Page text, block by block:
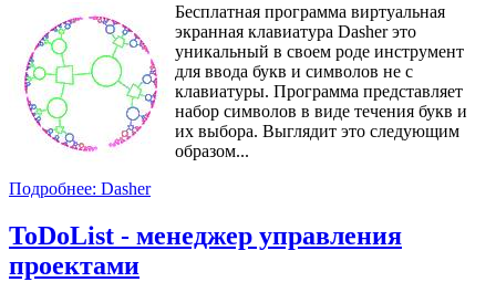
Бесплатная программа виртуальная
экранная клавиатура Dasher это
уникальный в своем роде инструмент
для ввода букв и символов не с
клавиатуры. Программа представляет
набор символов в виде течения букв и
их выбора. Выглядит это следующим
образом...
Подробнее: Dasher
ToDoList - менеджер управления
проектами